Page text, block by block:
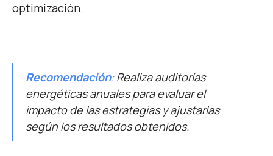
optimización.
Recomendación:Realiza auditorías
energéticas anuales para evaluar el
impacto de las estrategias y ajustarlas
según los resultados obtenidos.